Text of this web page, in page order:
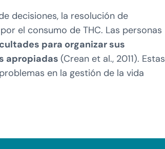
decisiones, la resolución de
el consumo de THC. Las personas
para organizar sus
apropiadas (Crean et al., 2011). Estas
en la gestión de la vida